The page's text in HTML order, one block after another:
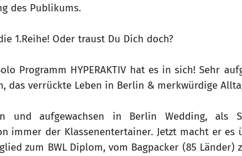
des Publikums.
1.Reihe! Oder traust Du Dich doch?
Programm HYPERAKTIV hat es in sich! Sehr
das verrückte Leben in Berlin & merkwürdige
und aufgewachsen in Berlin Wedding, als
immer der Klassenentertainer. Jetzt macht er es
zum BWL Diplom, vom Bagpacker (85 Länder)